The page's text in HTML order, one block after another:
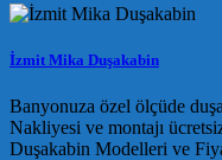
İzmit Mika Duşakabin
Banyonuza özel ölçüde
Nakliyesi ve montajı
Duşakabin Modelleri ve